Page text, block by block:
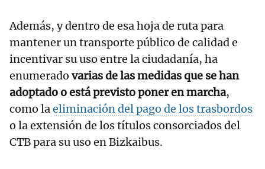
Además, y dentro de esa hoja de ruta para
mantener un transporte público de calidad e
incentivar su uso entre la ciudadanía, ha
enumerado varias de las medidas que se han
adoptado o está previsto poner en marcha,
como laeliminación del pago de los trasbordos
o la extensión de los títulos consorciados del
CTB para su uso en Bizkaibus.